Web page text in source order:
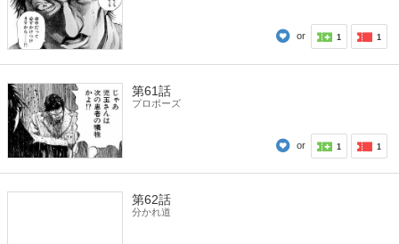
or 1 1
第61話
プロポーズ
or 1 1
第62話
分かれ道